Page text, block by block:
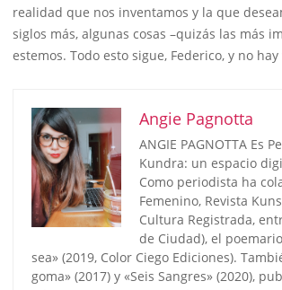
realidad que nos inventamos y la que
siglos más, algunas cosas –quizás las más
estemos. Todo esto sigue, Federico, y no
Angie Pagnotta
ANGIE PAGNOTTA Es
Kundra: un espacio
Como periodista ha
Femenino, Revista
Cultura Registrada,
de Ciudad), el
sea» (2019, Color Ciego Ediciones).
goma» (2017) y «Seis Sangres» (2020),